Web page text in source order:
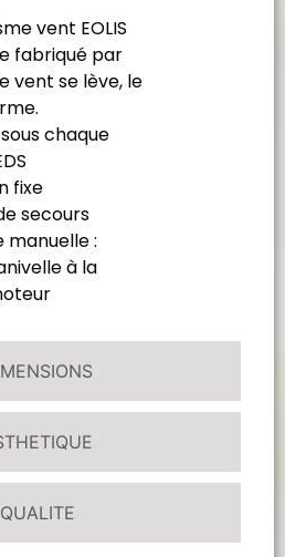
QUALITE
vent EOLIS
fabriqué par
vent se lève, le
chaque
fixe
secours
manuelle :
à la